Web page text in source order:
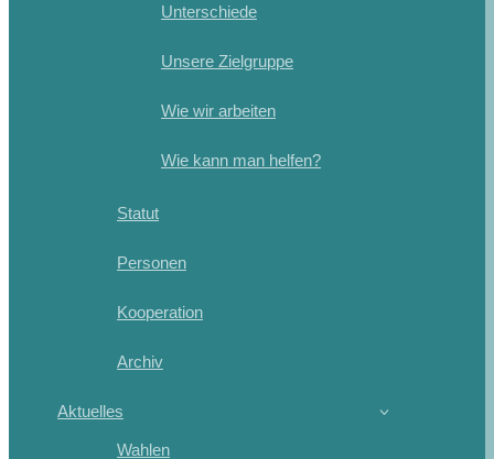
Unterschiede
Unsere Zielgruppe
Wie wir arbeiten
Wie kann man helfen?
Statut
Personen
Kooperation
Archiv
Aktuelles
Wahlen